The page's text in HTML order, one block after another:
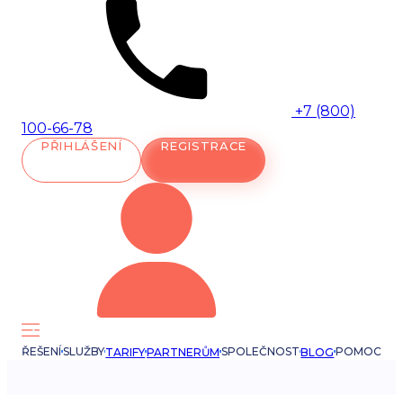
+7 (800)
100-66-78
PŘIHLÁŠENÍ REGISTRACE
ŘEŠENÍSLUŽBYTARIFYPARTNERŮMSPOLEČNOSTBLOGPOMOC